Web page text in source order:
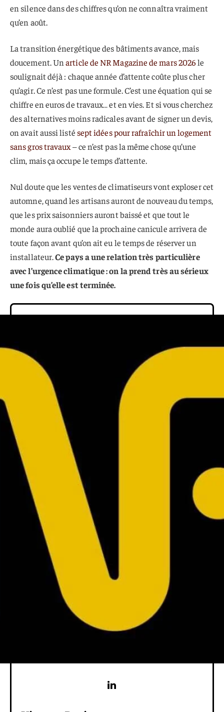
en silence dans des chiffres qu’on ne connaîtra vraiment
qu’en août.
La transition énergétique des bâtiments avance, mais
doucement. Unarticle de NR Magazine de mars 2026le
soulignait déjà : chaque année d’attente coûte plus cher
qu’agir. Ce n’est pas une formule. C’est une équation qui se
chiffre en euros de travaux… et en vies. Et si vous cherchez
des alternatives moins radicales avant de signer un devis,
on avait aussi listé sept idées pour rafraîchir un logement
sans gros travaux– ce n’est pas la même chose qu’une
clim, mais ça occupe le temps d’attente.
Nul doute que les ventes de climatiseurs vont exploser cet
automne, quand les artisans auront de nouveau du temps,
que les prix saisonniers auront baissé et que tout le
monde aura oublié que la prochaine canicule arrivera de
toute façon avant qu’on ait eu le temps de réserver un
installateur.Ce pays a une relation très particulière
avec l’urgence climatique : on la prend très au sérieux
une fois qu’elle est terminée.